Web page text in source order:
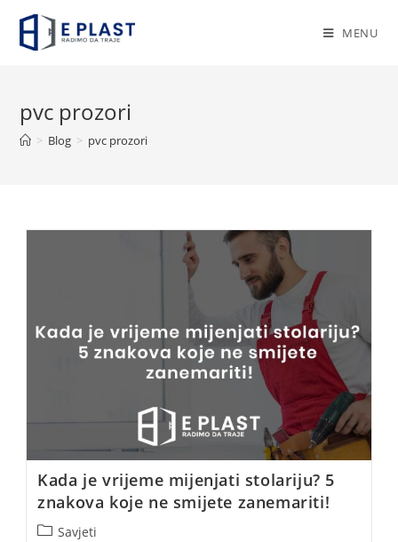
content
MENU
pvc prozori
> Blog > pvc prozori
Kada je vrijeme mijenjati stolariju? 5
znakova koje ne smijete zanemariti!
PostSavjeti